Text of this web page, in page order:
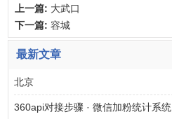
上一篇: 大武口
下一篇: 容城
最新文章
北京
360api对接步骤 · 微信加粉统计系统